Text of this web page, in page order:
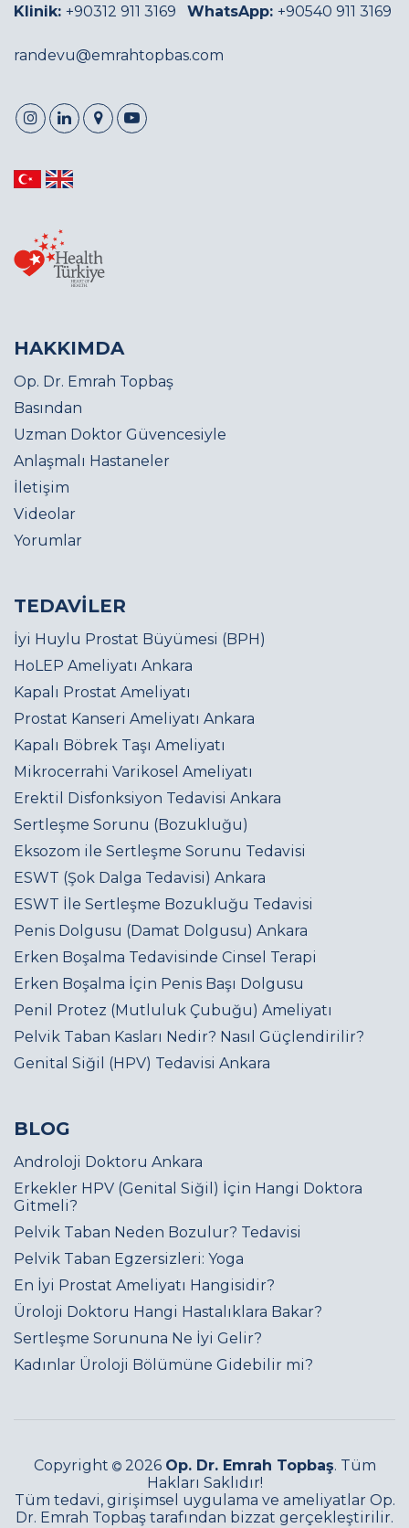
Klinik: +90312 911 3169 WhatsApp: +90540 911 3169
randevu@emrahtopbas.com
HAKKIMDA
Op. Dr. Emrah Topbaş
Basından
Uzman Doktor Güvencesiyle
Anlaşmalı Hastaneler
İletişim
Videolar
Yorumlar
TEDAVİLER
İyi Huylu Prostat Büyümesi (BPH)
HoLEP Ameliyatı Ankara
Kapalı Prostat Ameliyatı
Prostat Kanseri Ameliyatı Ankara
Kapalı Böbrek Taşı Ameliyatı
Mikrocerrahi Varikosel Ameliyatı
Erektil Disfonksiyon Tedavisi Ankara
Sertleşme Sorunu (Bozukluğu)
Eksozom ile Sertleşme Sorunu Tedavisi
ESWT (Şok Dalga Tedavisi) Ankara
ESWT İle Sertleşme Bozukluğu Tedavisi
Penis Dolgusu (Damat Dolgusu) Ankara
Erken Boşalma Tedavisinde Cinsel Terapi
Erken Boşalma İçin Penis Başı Dolgusu
Penil Protez (Mutluluk Çubuğu) Ameliyatı
Pelvik Taban Kasları Nedir? Nasıl Güçlendirilir?
Genital Siğil (HPV) Tedavisi Ankara
BLOG
Androloji Doktoru Ankara
Erkekler HPV (Genital Siğil) İçin Hangi Doktora
Gitmeli?
Pelvik Taban Neden Bozulur? Tedavisi
Pelvik Taban Egzersizleri: Yoga
En İyi Prostat Ameliyatı Hangisidir?
Üroloji Doktoru Hangi Hastalıklara Bakar?
Sertleşme Sorununa Ne İyi Gelir?
Kadınlar Üroloji Bölümüne Gidebilir mi?
Copyright 2026 Op. Dr. Emrah Topbaş. Tüm
Hakları Saklıdır!
Tüm tedavi, girişimsel uygulama ve ameliyatlar Op.
Dr. Emrah Topbaş tarafından bizzat gerçekleştirilir.